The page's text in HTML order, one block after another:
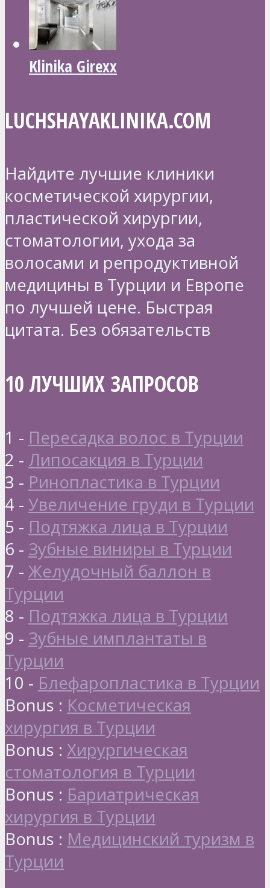
Klinika Girexx
LUCHSHAYAKLINIKA.COM
Найдите лучшие клиники
косметической хирургии,
пластической хирургии,
стоматологии, ухода за
волосами и репродуктивной
медицины в Турции и Европе
по лучшей цене. Быстрая
цитата. Без обязательств
10 ЛУЧШИХ ЗАПРОСОВ
1 - Пересадка волос в Турции
2 - Липосакция в Турции
3 - Ринопластика в Турции
4 - Увеличение груди в Турции
5 - Подтяжка лица в Турции
6 - Зубные виниры в Турции
7 - Желудочный баллон в
Турции
8 - Подтяжка лица в Турции
9 - Зубные имплантаты в
Турции
10 - Блефаропластика в Турции
Bonus : Косметическая
хирургия в Турции
Bonus : Хирургическая
стоматология в Турции
Bonus : Бариатрическая
хирургия в Турции
Bonus : Медицинский туризм в
Турции